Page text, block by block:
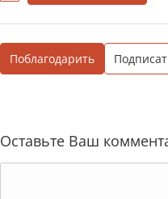
Поблагодарить
Оставьте Ваш